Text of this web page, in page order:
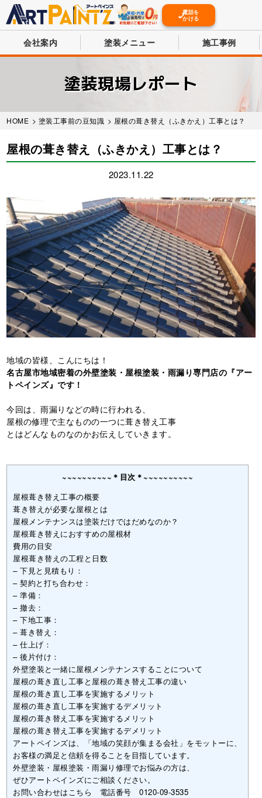
電話を
かける
会社案内 塗装メニュー 施工事例
塗装現場レポート
HOME > 塗装工事前の豆知識 > 屋根の葺き替え（ふきかえ）工事とは？
屋根の葺き替え（ふきかえ）工事とは？
2023.11.22
地域の皆様、こんにちは！
名古屋市地域密着の外壁塗装・屋根塗装・雨漏り専門店の『アー
トペインズ』です！
今回は、雨漏りなどの時に行われる、
屋根の修理で主なものの一つに葺き替え工事
とはどんなものなのかお伝えしていきます。
~~~~~~~~~~＊目次＊~~~~~~~~~~
屋根葺き替え工事の概要
葺き替えが必要な屋根とは
屋根メンテナンスは塗装だけではだめなのか？
屋根葺き替えにおすすめの屋根材
費用の目安
屋根葺き替えの工程と日数
– 下見と見積もり：
– 契約と打ち合わせ：
– 準備：
– 撤去：
– 下地工事：
– 葺き替え：
– 仕上げ：
– 後片付け：
外壁塗装と一緒に屋根メンテナンスすることについて
屋根の葺き直し工事と屋根の葺き替え工事の違い
屋根の葺き直し工事を実施するメリット
屋根の葺き直し工事を実施するデメリット
屋根の葺き替え工事を実施するメリット
屋根の葺き替え工事を実施するデメリット
アートペインズは、「地域の笑顔が集まる会社」をモットーに、
お客様の満足と信頼を得ることを目指しています。
外壁塗装・屋根塗装・雨漏り修理でお悩みの方は、
ぜひアートペインズにご相談ください。
お問い合わせはこちら 電話番号 0120-09-3535